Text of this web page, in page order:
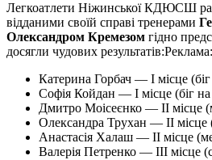
Легкоатлети Ніжинської КДЮСШ
відданими своїй справі тренерами
Олександром Кремезом гідно
досягли чудових результатів:Реклама:
Катерина Горбач — І місце
Софія Койдан — І місце (біг на
Дмитро Моісеєнко — II місце
Олександра Трухан — II місце
Анастасія Халаш — II місце
Валерія Петренко — III місце